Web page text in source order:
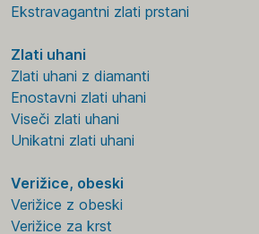
Ekstravagantni zlati prstani
Zlati uhani
Zlati uhani z diamanti
Enostavni zlati uhani
Viseči zlati uhani
Unikatni zlati uhani
Verižice, obeski
Verižice z obeski
Verižice za krst